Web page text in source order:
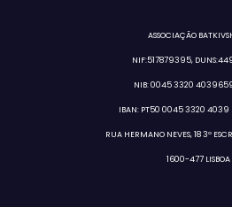
ASSOCIAÇÃO
NIF:517879395,
NIB: 0045 3320
IBAN: PT50 0045 3320 4039
RUA HERMANO NEVES, 18 3º
1600-477 LISBOA